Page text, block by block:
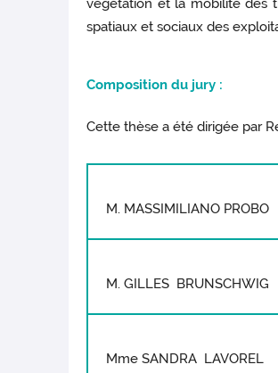
végétation et la mobilité des
spatiaux et sociaux des
Composition du jury :
Cette thèse a été dirigée par
M. MASSIMILIANO PROBO
M. GILLES BRUNSCHWIG
Mme SANDRA LAVOREL